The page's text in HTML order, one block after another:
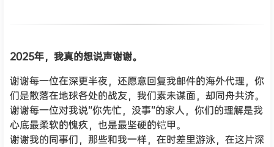
2025年，我真的想说声谢谢。
谢谢每一位在深更半夜，还愿意回复我邮件的海外代理，你
们是散落在地球各处的战友，我们素未谋面，却同舟共济。
谢谢每一位对我说“你先忙，没事”的家人，你们的理解是我
心底最柔软的愧疚，也是最坚硬的铠甲。
谢谢我的同事们，那些和我一样，在时差里游泳，在这片深